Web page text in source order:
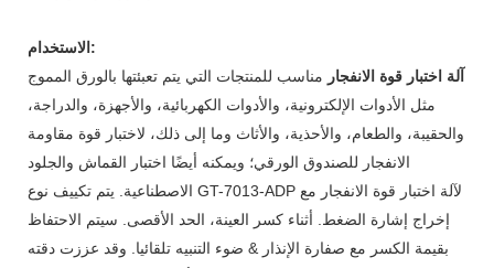
الاستخدام:
آلة اختبار قوة الانفجار مناسب للمنتجات التي يتم تعبئتها بالورق المموج
مثل الأدوات الإلكترونية، والأدوات الكهربائية، والأجهزة، والدراجة،
والحقيبة، والطعام، والأحذية، والأثاث وما إلى ذلك، لاختبار قوة مقاومة
الانفجار للصندوق الورقي؛ ويمكنه أيضًا اختبار القماش والجلود
الاصطناعية. يتم تكييف نوع GT-7013-ADP لآلة اختبار قوة الانفجار مع
إخراج إشارة الضغط. أثناء كسر العينة، الحد الأقصى. سيتم الاحتفاظ
بقيمة الكسر مع صفارة الإنذار & ضوء التنبيه تلقائيا. وقد عززت دقته